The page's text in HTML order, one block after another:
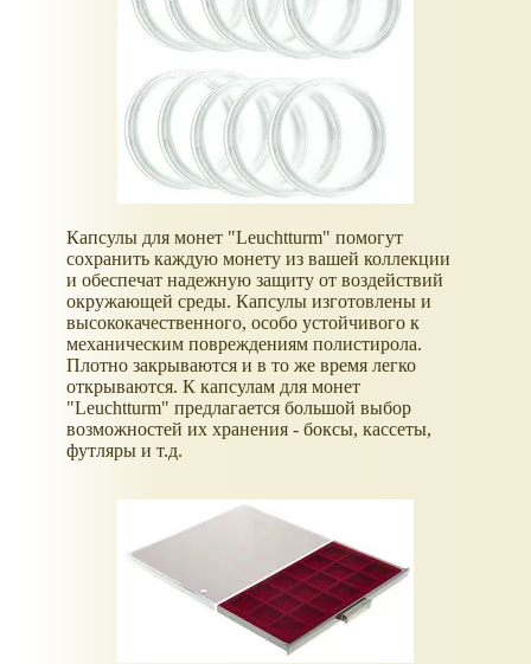
Капсулы для монет "Leuchtturm" помогут
сохранить каждую монету из вашей коллекции
и обеспечат надежную защиту от воздействий
окружающей среды. Капсулы изготовлены и
высококачественного, особо устойчивого к
механическим повреждениям полистирола.
Плотно закрываются и в то же время легко
открываются. К капсулам для монет
"Leuchtturm" предлагается большой выбор
возможностей их хранения - боксы, кассеты,
футляры и т.д.